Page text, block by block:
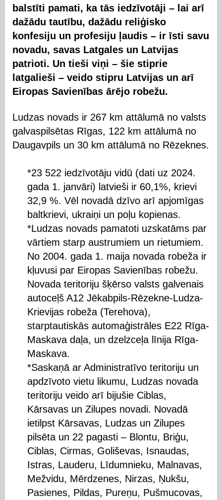
balstīti pamati, ka tās iedzīvotāji – lai arī
dažādu tautību, dažādu reliģisko
konfesiju un profesiju ļaudis – ir īsti savu
novadu, savas Latgales un Latvijas
patrioti. Un tieši viņi – šie stiprie
latgalieši – veido stipru Latvijas un arī
Eiropas Savienības ārējo robežu.
Ludzas novads ir 267 km attālumā no valsts
galvaspilsētas Rīgas, 122 km attālumā no
Daugavpils un 30 km attālumā no Rēzeknes.
*23 522 iedzīvotāju vidū (dati uz 2024.
gada 1. janvāri) latvieši ir 60,1%, krievi
32,9 %. Vēl novadā dzīvo arī apjomīgas
baltkrievi, ukraiņi un poļu kopienas.
*Ludzas novads pamatoti uzskatāms par
vārtiem starp austrumiem un rietumiem.
No 2004. gada 1. maija novada robeža ir
kļuvusi par Eiropas Savienības robežu.
Novada teritoriju šķērso valsts galvenais
autoceļš A12 Jēkabpils-Rēzekne-Ludza-
Krievijas robeža (Terehova),
starptautiskās automaģistrāles E22 Rīga-
Maskava daļa, un dzelzceļa līnija Rīga-
Maskava.
*Saskaņā ar Administratīvo teritoriju un
apdzīvoto vietu likumu, Ludzas novada
teritoriju veido arī bijušie Ciblas,
Kārsavas un Zilupes novadi. Novadā
ietilpst Kārsavas, Ludzas un Zilupes
pilsēta un 22 pagasti – Blontu, Briģu,
Ciblas, Cirmas, Goliševas, Isnaudas,
Istras, Lauderu, Līdumnieku, Malnavas,
Mežvidu, Mērdzenes, Nirzas, Ņukšu,
Pasienes, Pildas, Pureņu, Pušmucovas,